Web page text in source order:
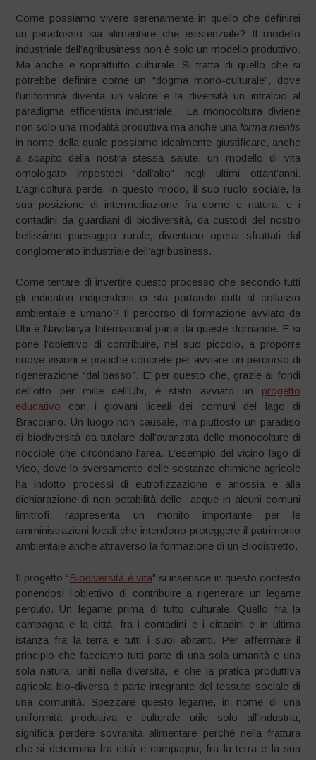
Come possiamo vivere serenamente in quello che definirei
un paradosso sia alimentare che esistenziale? Il modello
industriale dell’agribusiness non è solo un modello produttivo.
Ma anche e soprattutto culturale. Si tratta di quello che si
potrebbe definire come un “dogma mono-culturale”, dove
l’uniformità diventa un valore e la diversità un intralcio al
paradigma efficentista industriale. La monocoltura diviene
non solo una modalità produttiva ma anche una forma mentis
in nome della quale possiamo idealmente giustificare, anche
a scapito della nostra stessa salute, un modello di vita
omologato impostoci “dall’alto” negli ultimi ottant’anni.
L’agricoltura perde, in questo modo, il suo ruolo sociale, la
sua posizione di intermediazione fra uomo e natura, e i
contadini da guardiani di biodiversità, da custodi del nostro
bellissimo paesaggio rurale, diventano operai sfruttati dal
conglomerato industriale dell’agribusiness.
Come tentare di invertire questo processo che secondo tutti
gli indicatori indipendenti ci sta portando dritti al collasso
ambientale e umano? Il percorso di formazione avviato da
Ubi e Navdanya International parte da queste domande. E si
pone l’obiettivo di contribuire, nel suo piccolo, a proporre
nuove visioni e pratiche concrete per avviare un percorso di
rigenerazione “dal basso”. E’ per questo che, grazie ai fondi
dell’otto per mille dell’Ubi, è stato avviato un progetto
educativo con i giovani liceali dei comuni del lago di
Bracciano. Un luogo non causale, ma piuttosto un paradiso
di biodiversità da tutelare dall’avanzata delle monocolture di
nocciole che circondano l’area. L’esempio del vicino lago di
Vico, dove lo sversamento delle sostanze chimiche agricole
ha indotto processi di eutrofizzazione e anossia e alla
dichiarazione di non potabilità delle acque in alcuni comuni
limitrofi, rappresenta un monito importante per le
amministrazioni locali che intendono proteggere il patrimonio
ambientale anche attraverso la formazione di un Biodistretto.
Il progetto “Biodiversità è vita” si inserisce in questo contesto
ponendosi l’obiettivo di contribuire a rigenerare un legame
perduto. Un legame prima di tutto culturale. Quello fra la
campagna e la città, fra i contadini e i cittadini e in ultima
istanza fra la terra e tutti i suoi abitanti. Per affermare il
principio che facciamo tutti parte di una sola umanità e una
sola natura, uniti nella diversità, e che la pratica produttiva
agricola bio-diversa è parte integrante del tessuto sociale di
una comunità. Spezzare questo legame, in nome di una
uniformità produttiva e culturale utile solo all’industria,
significa perdere sovranità alimentare perché nella frattura
che si determina fra città e campagna, fra la terra e la sua